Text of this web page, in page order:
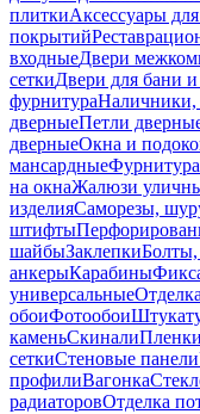
плиткиАксессуары
покрытий
входныеДвери
сеткиДвери для бани
фурнитураНаличники,
дверныеПетли
дверныеОкна и
мансардные
на окнаЖалюзи
изделияСаморезы,
штифты
шайбыЗаклепки
анкерыКарабины
универсальные
обоиФотообои
каменьСкинали
сеткиСтеновые панели
профилиВагонка
радиаторовОтделка